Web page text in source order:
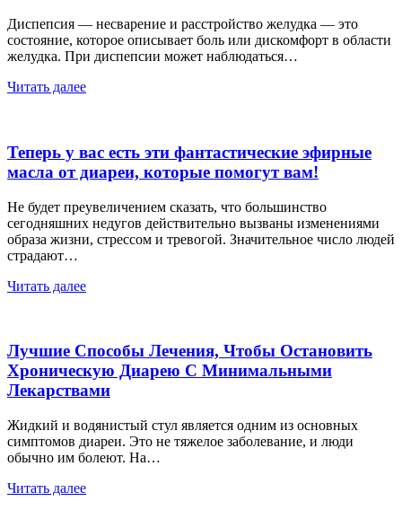
Диспепсия — несварение и расстройство желудка — это
состояние, которое описывает боль или дискомфорт в области
желудка. При диспепсии может наблюдаться…
Читать далее
Теперь у вас есть эти фантастические эфирные
масла от диареи, которые помогут вам!
Не будет преувеличением сказать, что большинство
сегодняшних недугов действительно вызваны изменениями
образа жизни, стрессом и тревогой. Значительное число людей
страдают…
Читать далее
Лучшие Способы Лечения, Чтобы Остановить
Хроническую Диарею С Минимальными
Лекарствами
Жидкий и водянистый стул является одним из основных
симптомов диареи. Это не тяжелое заболевание, и люди
обычно им болеют. На…
Читать далее